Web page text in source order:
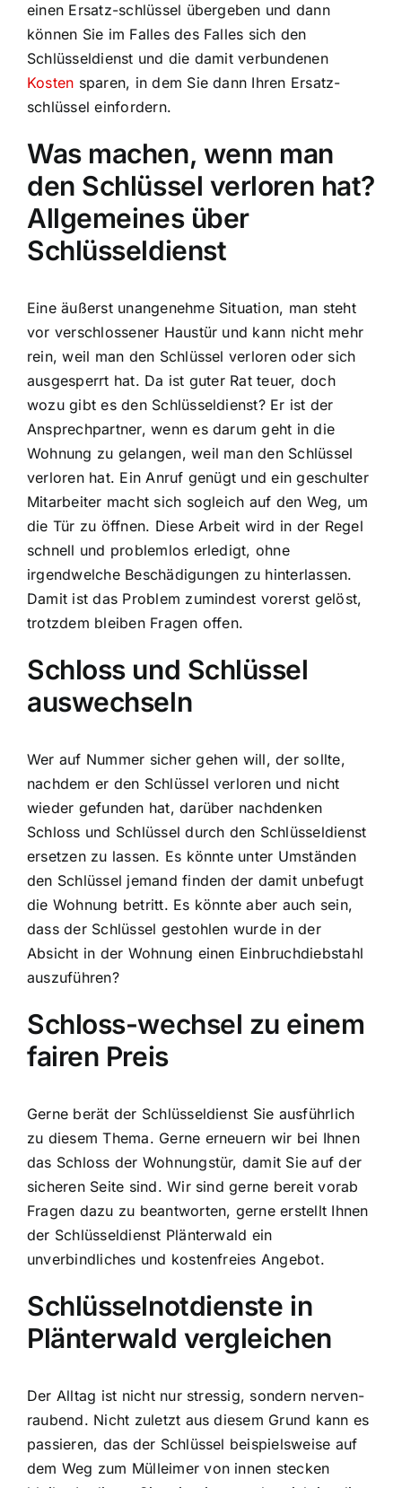
einen Ersatz-schlüssel übergeben und dann
können Sie im Falles des Falles sich den
Schlüsseldienst und die damit verbundenen
Kosten sparen, in dem Sie dann Ihren Ersatz-
schlüssel einfordern.
Was machen, wenn man
den Schlüssel verloren hat?
Allgemeines über
Schlüsseldienst
Eine äußerst unangenehme Situation, man steht
vor verschlossener Haustür und kann nicht mehr
rein, weil man den Schlüssel verloren oder sich
ausgesperrt hat. Da ist guter Rat teuer, doch
wozu gibt es den Schlüsseldienst? Er ist der
Ansprechpartner, wenn es darum geht in die
Wohnung zu gelangen, weil man den Schlüssel
verloren hat. Ein Anruf genügt und ein geschulter
Mitarbeiter macht sich sogleich auf den Weg, um
die Tür zu öffnen. Diese Arbeit wird in der Regel
schnell und problemlos erledigt, ohne
irgendwelche Beschädigungen zu hinterlassen.
Damit ist das Problem zumindest vorerst gelöst,
trotzdem bleiben Fragen offen.
Schloss und Schlüssel
auswechseln
Wer auf Nummer sicher gehen will, der sollte,
nachdem er den Schlüssel verloren und nicht
wieder gefunden hat, darüber nachdenken
Schloss und Schlüssel durch den Schlüsseldienst
ersetzen zu lassen. Es könnte unter Umständen
den Schlüssel jemand finden der damit unbefugt
die Wohnung betritt. Es könnte aber auch sein,
dass der Schlüssel gestohlen wurde in der
Absicht in der Wohnung einen Einbruchdiebstahl
auszuführen?
Schloss-wechsel zu einem
fairen Preis
Gerne berät der Schlüsseldienst Sie ausführlich
zu diesem Thema. Gerne erneuern wir bei Ihnen
das Schloss der Wohnungstür, damit Sie auf der
sicheren Seite sind. Wir sind gerne bereit vorab
Fragen dazu zu beantworten, gerne erstellt Ihnen
der Schlüsseldienst Plänterwald ein
unverbindliches und kostenfreies Angebot.
Schlüsselnotdienste in
Plänterwald vergleichen
Der Alltag ist nicht nur stressig, sondern nerven-
raubend. Nicht zuletzt aus diesem Grund kann es
passieren, das der Schlüssel beispielsweise auf
dem Weg zum Mülleimer von innen stecken